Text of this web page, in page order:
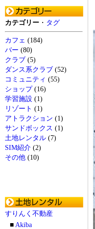
カテゴリー ・ タグ
カフェ (184)
バー (80)
クラブ (5)
ダンス系クラブ (52)
コミュニティ (55)
ショップ(16)
学習施設 (1)
リゾート (1)
アトラクション (1)
サンドボックス (1)
土地レンタル (7)
SIM紹介 (2)
その他 (10)
すりんく不動産
■ Akiba